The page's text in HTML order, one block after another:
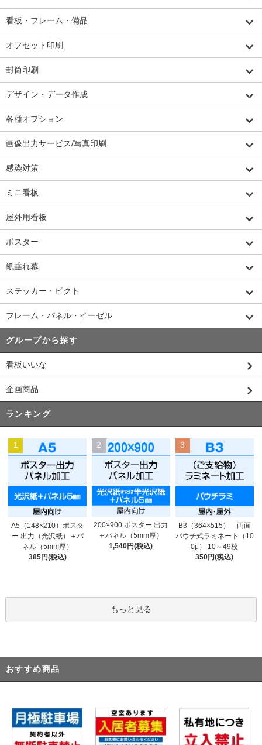
看板・フレーム・備品
オフセット印刷
封筒印刷
デザイン・データ作成
各種オプション
画像出力サービス/写真印刷
感染対策
ミニ看板
屋外用看板
ポスター
紙垂れ幕
ステッカー・ピクト
フレーム・パネル・イーゼル
グループから探す
看板いいな
企画商品
ランキング
1
A5（148×210）ポスタ
ー 出力（光沢紙）＋パ
ネル（5mm厚）
385円(税込)
2
200×900 ポスター 出力
＋パネル（5mm厚）
1,540円(税込)
3
B3（364×515） 両面
パウチ式ラミネート（10
0μ） 10～49枚
350円(税込)
もっと見る
おすすめ商品